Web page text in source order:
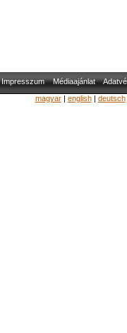
Impresszum Médiaajánlat
magyar| english| deutsch